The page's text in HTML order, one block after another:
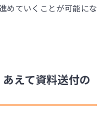
めていくことが可能にな
えて資料送付の